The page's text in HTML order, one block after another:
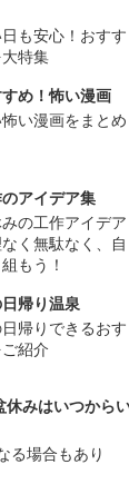
も安心！おすす
特集
め！怖い漫画
い漫画をまとめ
アイデア集
の工作アイデア
く無駄なく、自
もう！
帰り温泉
帰りできるおす
紹介
休みはいつから
る場合もあり